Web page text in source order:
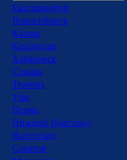
Екатеринбург
Новосибирск
Казань
Краснодар
Хабаровск
Самара
Тюмень
Уфа
Пермь
Нижний Новгород
Волгоград
Саратов